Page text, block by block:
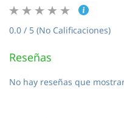
0.0 / 5 (No Calificaciones)
Reseñas
No hay reseñas que